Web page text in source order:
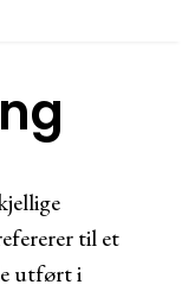
til et
utført i